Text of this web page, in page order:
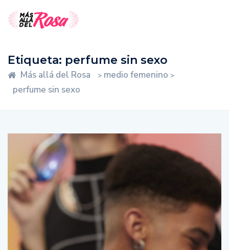
Etiqueta: perfume sin sexo
Más allá del Rosa > medio femenino >
perfume sin sexo